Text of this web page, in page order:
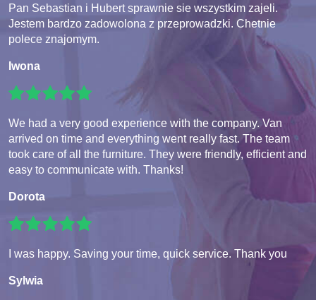
Pan Sebastian i Hubert sprawnie sie wszystkim zajeli.
Jestem bardzo zadowolona z przeprowadzki. Chetnie
polece znajomym.
Iwona
We had a very good experience with the company. Van
arrived on time and everything went really fast. The team
took care of all the furniture. They were friendly, efficient and
easy to communicate with. Thanks!
Dorota
I was happy. Saving your time, quick service. Thank you
Sylwia